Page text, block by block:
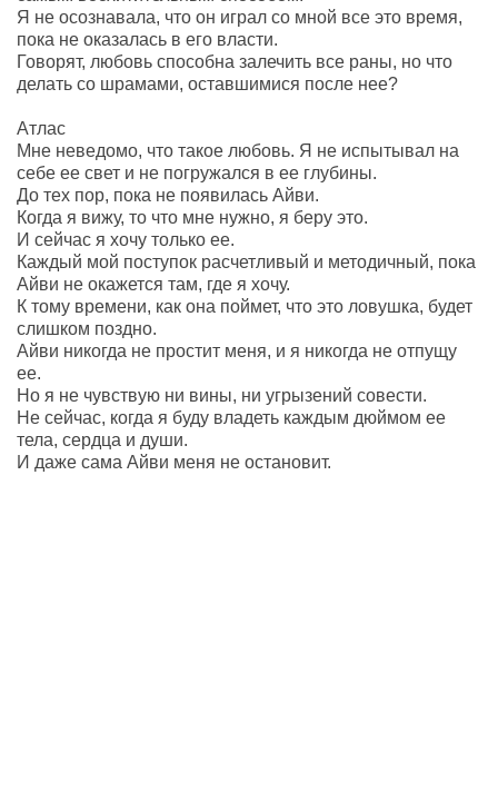
Я не осознавала, что он играл со мной все это время,
пока не оказалась в его власти.
Говорят, любовь способна залечить все раны, но что
делать со шрамами, оставшимися после нее?
Атлас
Мне неведомо, что такое любовь. Я не испытывал на
себе ее свет и не погружался в ее глубины.
До тех пор, пока не появилась Айви.
Когда я вижу, то что мне нужно, я беру это.
И сейчас я хочу только ее.
Каждый мой поступок расчетливый и методичный, пока
Айви не окажется там, где я хочу.
К тому времени, как она поймет, что это ловушка, будет
слишком поздно.
Айви никогда не простит меня, и я никогда не отпущу
ее.
Но я не чувствую ни вины, ни угрызений совести.
Не сейчас, когда я буду владеть каждым дюймом ее
тела, сердца и души.
И даже сама Айви меня не остановит.